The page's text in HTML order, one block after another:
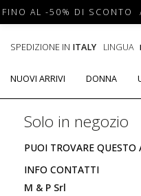
AL -50% DI
SPEDIZIONE IN ITALY LINGUA
NUOVI ARRIVI DONNA
Solo in negozio
PUOI TROVARE
INFO CONTATTI
M & P Srl